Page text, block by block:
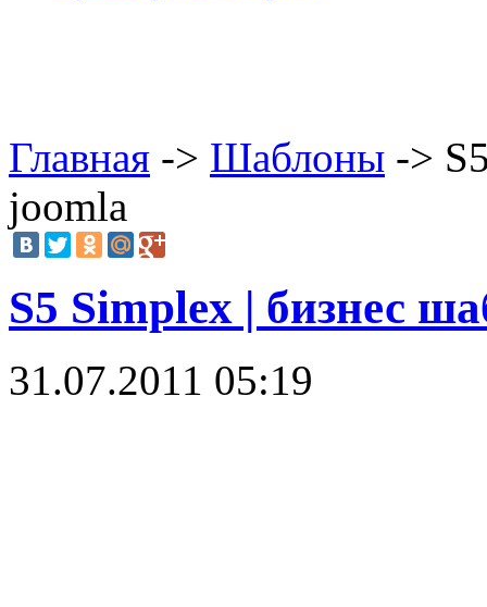
Главная -> Шаблоны ->
joomla
S5 Simplex | бизнес
31.07.2011 05:19